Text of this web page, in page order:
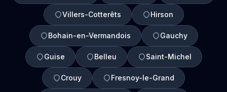
Villers-Cotterêts Hirson
Bohain-en-Vermandois Gauchy
Guise Belleu Saint-Michel
Crouy Fresnoy-le-Grand